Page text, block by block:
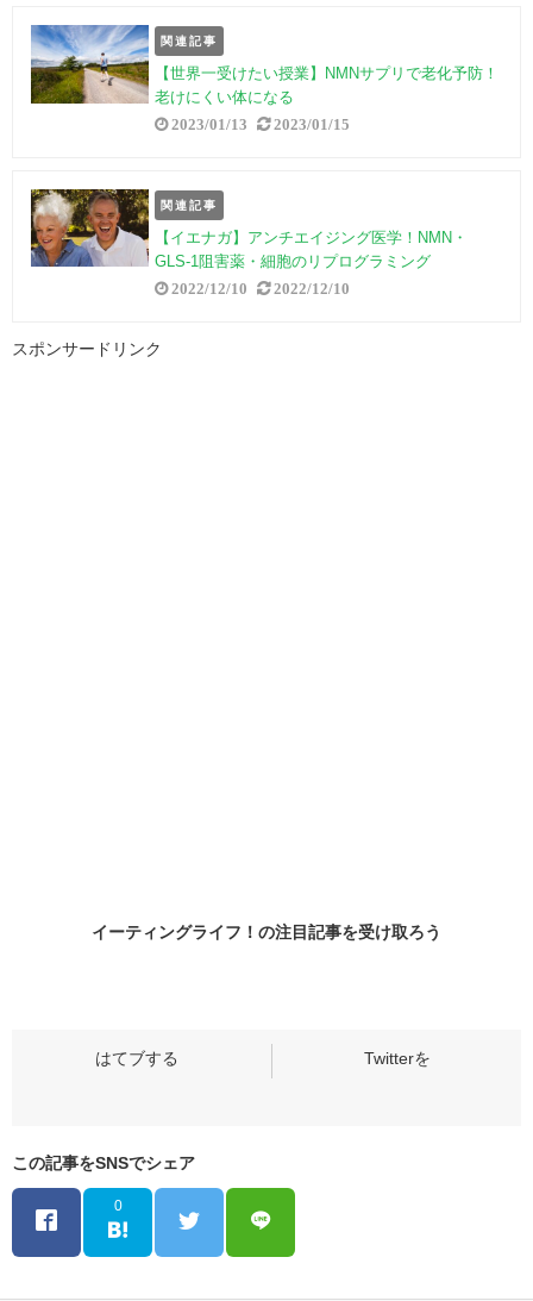
関連記事
【世界一受けたい授業】NMNサプリで老化予防！
老けにくい体になる
2023/01/13 2023/01/15
関連記事
【イエナガ】アンチエイジング医学！NMN・
GLS-1阻害薬・細胞のリプログラミング
2022/12/10 2022/12/10
スポンサードリンク
イーティングライフ！の注目記事を受け取ろう
この記事をSNSでシェア
0